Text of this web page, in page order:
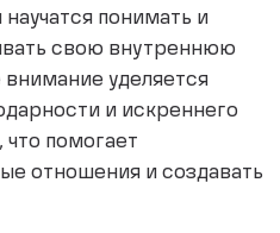
понимать и
свою внутреннюю
уделяется
и искреннего
помогает
отношения и создавать